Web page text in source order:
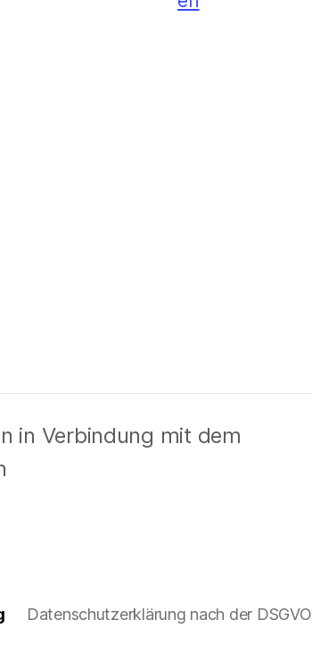
in Verbindung mit dem
Datenschutzerklärung nach der DSGVO